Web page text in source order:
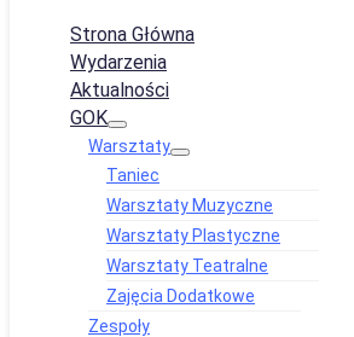
Strona Główna
Wydarzenia
Aktualności
GOK
Warsztaty
Taniec
Warsztaty Muzyczne
Warsztaty Plastyczne
Warsztaty Teatralne
Zajęcia Dodatkowe
Zespoły